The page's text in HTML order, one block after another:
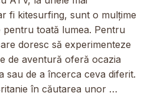
fi kitesurfing, sunt o mulțime
pentru toată lumea. Pentru
doresc să experimenteze
de aventură oferă ocazia
sau de a încerca ceva diferit.
în căutarea unor …